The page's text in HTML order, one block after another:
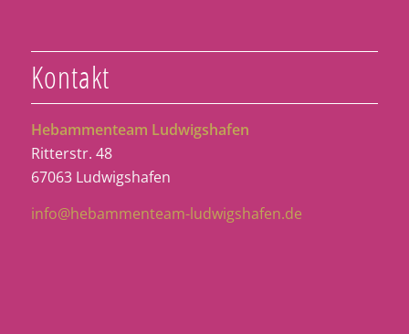
Kontakt
Hebammenteam Ludwigshafen
Ritterstr. 48
67063 Ludwigshafen
info@hebammenteam-ludwigshafen.de